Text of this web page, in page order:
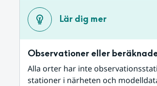
Lär dig mer
Observationer eller
Alla orter har inte
stationer i närheten och